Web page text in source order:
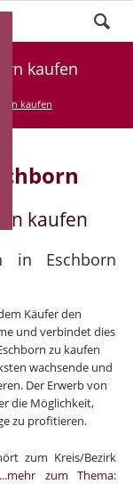
kaufen
kaufen
kaufen
in Eschborn
Käufer den
und verbindet dies
zu kaufen
wachsende und
Der Erwerb von
die Möglichkeit,
zu profitieren.
zum Kreis/Bezirk
...mehr zum Thema: